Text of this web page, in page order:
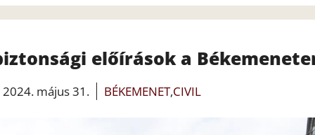
előírások a
2024. május 31. BÉKEMENET,CIVIL